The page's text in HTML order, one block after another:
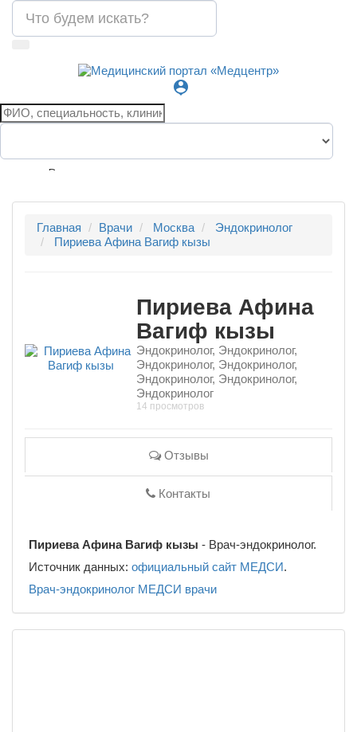
person_pin
Все города
Главная Врачи Москва
Эндокринолог
Пириева Афина Вагиф кызы
Пириева Афина
Вагиф кызы
Эндокринолог, Эндокринолог,
Эндокринолог, Эндокринолог,
Эндокринолог, Эндокринолог,
Эндокринолог
14 просмотров
Отзывы
Контакты
Пириева Афина Вагиф кызы - Врач-эндокринолог.
Источник данных: официальный сайт МЕДСИ.
Врач-эндокринолог МЕДСИ врачи